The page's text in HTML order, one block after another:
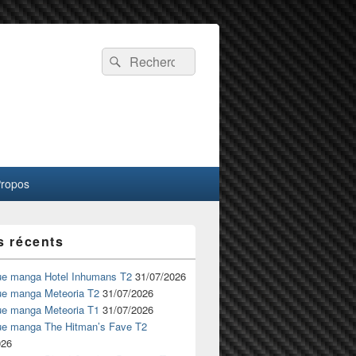
Recherche :
Rechercher
récents
manga Hotel Inhumans T2 31/07/2026
manga Meteoria T2 31/07/2026
manga Meteoria T1 31/07/2026
manga The Hitman’s Fave T2